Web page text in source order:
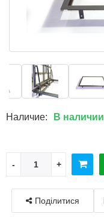
Наличие: В наличии
Поділитися